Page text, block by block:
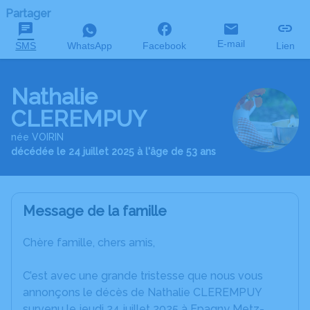
Partager
SMS WhatsApp Facebook E-mail Lien
Nathalie
CLEREMPUY
née VOIRIN
décédée le 24 juillet 2025 à l'âge de 53 ans
Message de la famille
Chère famille, chers amis,
C’est avec une grande tristesse que nous vous
annonçons le décès de Nathalie CLEREMPUY